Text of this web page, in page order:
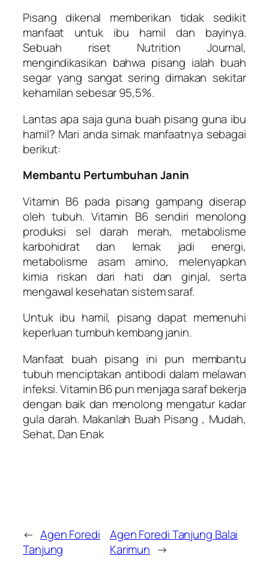
Pisang dikenal memberikan tidak sedikit
manfaat untuk ibu hamil dan bayinya.
Sebuah riset Nutrition Journal,
mengindikasikan bahwa pisang ialah buah
segar yang sangat sering dimakan sekitar
kehamilan sebesar 95,5%.
Lantas apa saja guna buah pisang guna ibu
hamil? Mari anda simak manfaatnya sebagai
berikut:
Membantu Pertumbuhan Janin
Vitamin B6 pada pisang gampang diserap
oleh tubuh. Vitamin B6 sendiri menolong
produksi sel darah merah, metabolisme
karbohidrat dan lemak jadi energi,
metabolisme asam amino, melenyapkan
kimia riskan dari hati dan ginjal, serta
mengawal kesehatan sistem saraf.
Untuk ibu hamil, pisang dapat memenuhi
keperluan tumbuh kembang janin.
Manfaat buah pisang ini pun membantu
tubuh menciptakan antibodi dalam melawan
infeksi. Vitamin B6 pun menjaga saraf bekerja
dengan baik dan menolong mengatur kadar
gula darah. Makanlah Buah Pisang , Mudah,
Sehat, Dan Enak
← Agen Foredi
Tanjung
Agen Foredi Tanjung Balai
Karimun →